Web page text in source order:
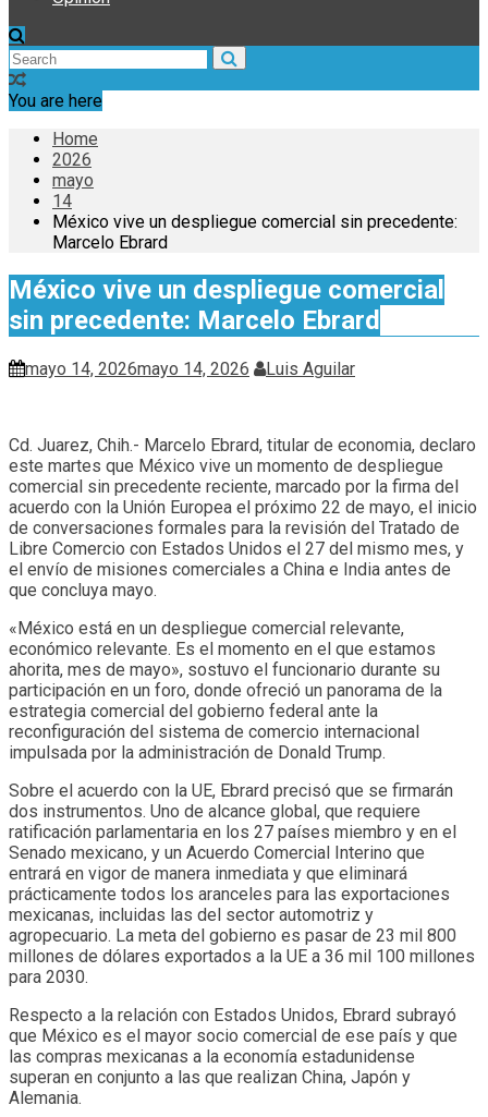
You are here
Home
2026
mayo
14
México vive un despliegue comercial sin precedente:
Marcelo Ebrard
México vive un despliegue comercial
sin precedente: Marcelo Ebrard
mayo 14, 2026mayo 14, 2026 Luis Aguilar
Cd. Juarez, Chih.- Marcelo Ebrard, titular de economia, declaro
este martes que México vive un momento de despliegue
comercial sin precedente reciente, marcado por la firma del
acuerdo con la Unión Europea el próximo 22 de mayo, el inicio
de conversaciones formales para la revisión del Tratado de
Libre Comercio con Estados Unidos el 27 del mismo mes, y
el envío de misiones comerciales a China e India antes de
que concluya mayo.
«México está en un despliegue comercial relevante,
económico relevante. Es el momento en el que estamos
ahorita, mes de mayo», sostuvo el funcionario durante su
participación en un foro, donde ofreció un panorama de la
estrategia comercial del gobierno federal ante la
reconfiguración del sistema de comercio internacional
impulsada por la administración de Donald Trump.
Sobre el acuerdo con la UE, Ebrard precisó que se firmarán
dos instrumentos. Uno de alcance global, que requiere
ratificación parlamentaria en los 27 países miembro y en el
Senado mexicano, y un Acuerdo Comercial Interino que
entrará en vigor de manera inmediata y que eliminará
prácticamente todos los aranceles para las exportaciones
mexicanas, incluidas las del sector automotriz y
agropecuario. La meta del gobierno es pasar de 23 mil 800
millones de dólares exportados a la UE a 36 mil 100 millones
para 2030.
Respecto a la relación con Estados Unidos, Ebrard subrayó
que México es el mayor socio comercial de ese país y que
las compras mexicanas a la economía estadunidense
superan en conjunto a las que realizan China, Japón y
Alemania.